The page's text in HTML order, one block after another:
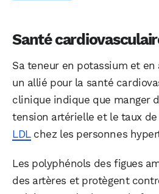
Santé
Sa teneur en potassium et
un allié pour la santé
clinique indique que manger
tension artérielle et le taux
LDLchez les personnes
Les polyphénols des figues
des artères et protègent